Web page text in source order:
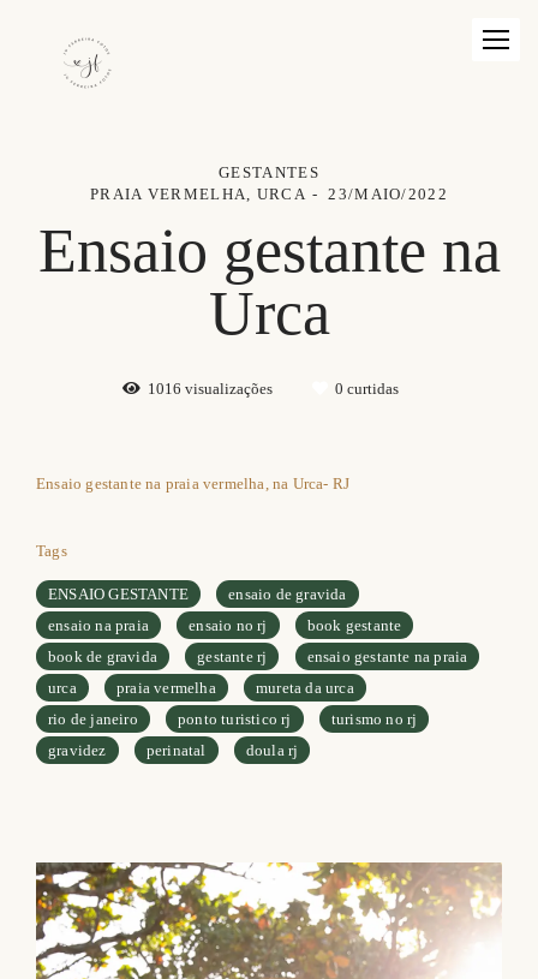
GESTANTES
PRAIA VERMELHA, URCA
23/MAIO/2022
Ensaio gestante na
Urca
1016 visualizações 0 curtidas
Ensaio gestante na praia vermelha, na Urca- RJ
Tags
ENSAIO GESTANTE
ensaio de gravida
ensaio na praia
ensaio no rj
book gestante
book de gravida
gestante rj
ensaio gestante na praia
urca
praia vermelha
mureta da urca
rio de janeiro
ponto turistico rj
turismo no rj
gravidez
perinatal doula rj